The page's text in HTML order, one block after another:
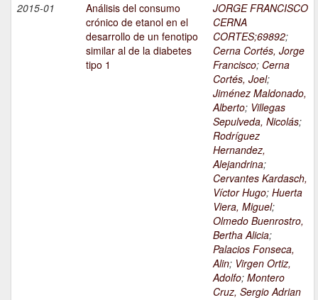
2015-01
Análisis del consumo
crónico de etanol en el
desarrollo de un fenotipo
similar al de la diabetes
tipo 1
JORGE FRANCISCO
CERNA
CORTES;69892;
Cerna Cortés, Jorge
Francisco; Cerna
Cortés, Joel;
Jiménez Maldonado,
Alberto; Villegas
Sepulveda, Nicolás;
Rodríguez
Hernandez,
Alejandrina;
Cervantes Kardasch,
Víctor Hugo; Huerta
Viera, Miguel;
Olmedo Buenrostro,
Bertha Alicia;
Palacios Fonseca,
Alin; Virgen Ortiz,
Adolfo; Montero
Cruz, Sergio Adrian